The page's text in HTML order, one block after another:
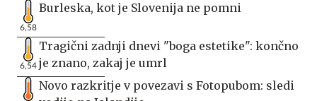
6,58
Burleska, kot je Slovenija ne pomni
6,54
Tragični zadnji dnevi "boga estetike": končno
je znano, zakaj je umrl
Novo razkritje v povezavi s Fotopubom: sledi